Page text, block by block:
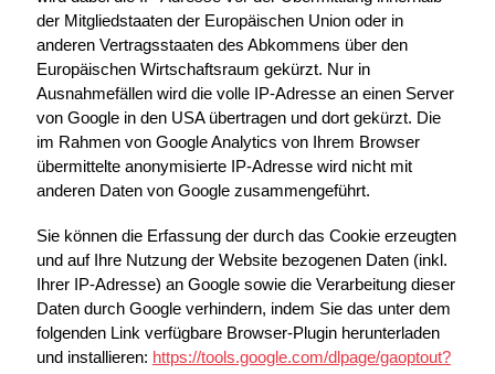
der Mitgliedstaaten der Europäischen Union oder in
anderen Vertragsstaaten des Abkommens über den
Europäischen Wirtschaftsraum gekürzt. Nur in
Ausnahmefällen wird die volle IP-Adresse an einen Server
von Google in den USA übertragen und dort gekürzt. Die
im Rahmen von Google Analytics von Ihrem Browser
übermittelte anonymisierte IP-Adresse wird nicht mit
anderen Daten von Google zusammengeführt.
Sie können die Erfassung der durch das Cookie erzeugten
und auf Ihre Nutzung der Website bezogenen Daten (inkl.
Ihrer IP-Adresse) an Google sowie die Verarbeitung dieser
Daten durch Google verhindern, indem Sie das unter dem
folgenden Link verfügbare Browser-Plugin herunterladen
und installieren: https://tools.google.com/dlpage/gaoptout?